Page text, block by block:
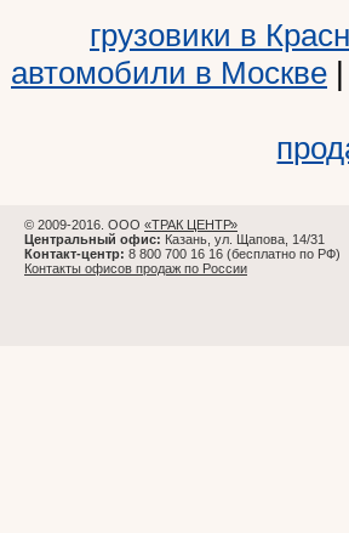
грузовики в
автомобили в Москве |
© 2009-2016. ООО «ТРАК ЦЕНТР»
Центральный офис: Казань, ул. Щапова, 14/31
Контакт-центр: 8 800 700 16 16 (бесплатно по РФ)
Контакты офисов продаж по России